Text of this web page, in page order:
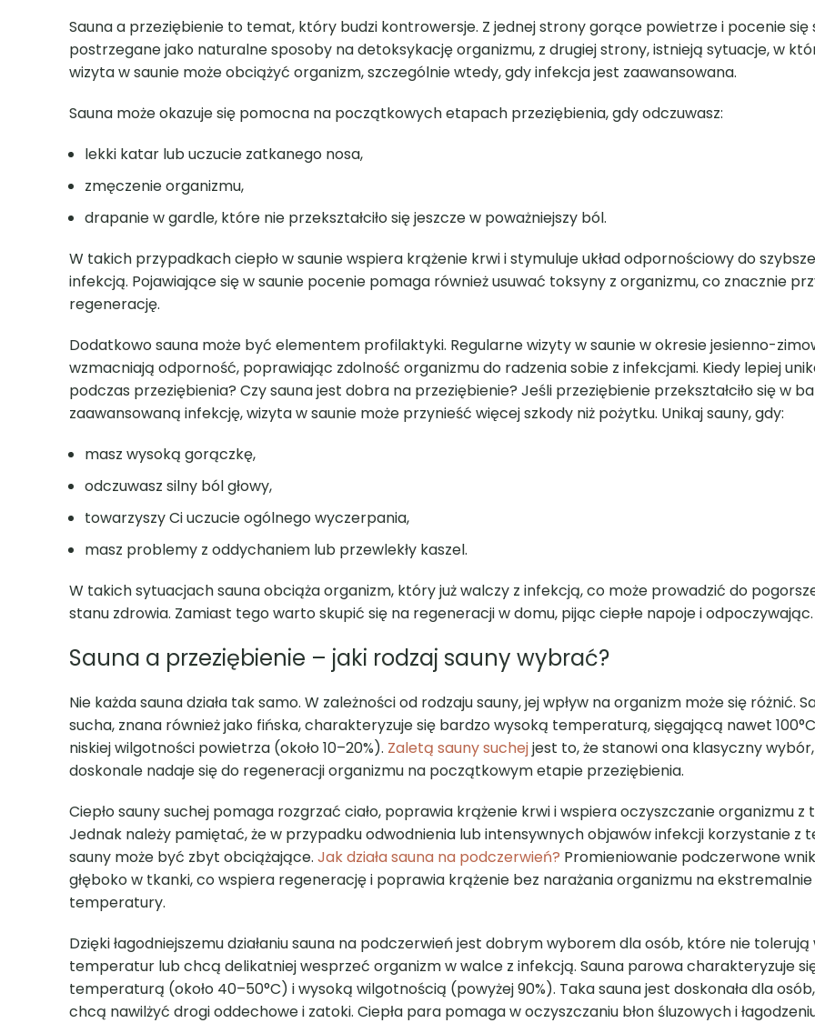
Sauna a przeziębienie to temat, który budzi kontrowersje. Z jednej strony gorące powietrze i pocenie się
postrzegane jako naturalne sposoby na detoksykację organizmu, z drugiej strony, istnieją sytuacje, w
wizyta w saunie może obciążyć organizm, szczególnie wtedy, gdy infekcja jest zaawansowana.
Sauna może okazuje się pomocna na początkowych etapach przeziębienia, gdy odczuwasz:
lekki katar lub uczucie zatkanego nosa,
zmęczenie organizmu,
drapanie w gardle, które nie przekształciło się jeszcze w poważniejszy ból.
W takich przypadkach ciepło w saunie wspiera krążenie krwi i stymuluje układ odpornościowy do
infekcją. Pojawiające się w saunie pocenie pomaga również usuwać toksyny z organizmu, co znacznie
regenerację.
Dodatkowo sauna może być elementem profilaktyki. Regularne wizyty w saunie w okresie jesienno-
wzmacniają odporność, poprawiając zdolność organizmu do radzenia sobie z infekcjami. Kiedy lepiej
podczas przeziębienia? Czy sauna jest dobra na przeziębienie? Jeśli przeziębienie przekształciło się w
zaawansowaną infekcję, wizyta w saunie może przynieść więcej szkody niż pożytku. Unikaj sauny, gdy:
masz wysoką gorączkę,
odczuwasz silny ból głowy,
towarzyszy Ci uczucie ogólnego wyczerpania,
masz problemy z oddychaniem lub przewlekły kaszel.
W takich sytuacjach sauna obciąża organizm, który już walczy z infekcją, co może prowadzić do
stanu zdrowia. Zamiast tego warto skupić się na regeneracji w domu, pijąc ciepłe napoje i odpoczywając.
Sauna a przeziębienie – jaki rodzaj sauny wybrać?
Nie każda sauna działa tak samo. W zależności od rodzaju sauny, jej wpływ na organizm może się różnić.
sucha, znana również jako fińska, charakteryzuje się bardzo wysoką temperaturą, sięgającą nawet
niskiej wilgotności powietrza (około 10–20%). Zaletą sauny suchejjest to, że stanowi ona klasyczny
doskonale nadaje się do regeneracji organizmu na początkowym etapie przeziębienia.
Ciepło sauny suchej pomaga rozgrzać ciało, poprawia krążenie krwi i wspiera oczyszczanie organizmu z
Jednak należy pamiętać, że w przypadku odwodnienia lub intensywnych objawów infekcji korzystanie z
sauny może być zbyt obciążające. Jak działa sauna na podczerwień? Promieniowanie podczerwone
głęboko w tkanki, co wspiera regenerację i poprawia krążenie bez narażania organizmu na
temperatury.
Dzięki łagodniejszemu działaniu sauna na podczerwień jest dobrym wyborem dla osób, które nie
temperatur lub chcą delikatniej wesprzeć organizm w walce z infekcją. Sauna parowa charakteryzuje
temperaturą (około 40–50°C) i wysoką wilgotnością (powyżej 90%). Taka sauna jest doskonała dla
chcą nawilżyć drogi oddechowe i zatoki. Ciepła para pomaga w oczyszczaniu błon śluzowych i